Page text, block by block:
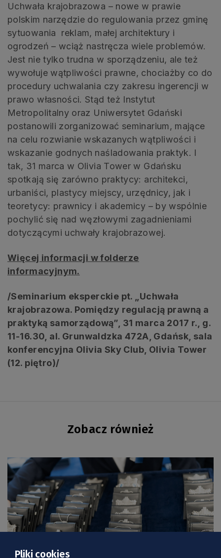
Uchwała krajobrazowa – nowe w prawie
polskim narzędzie do regulowania przez gminę
sytuowania reklam, małej architektury i
ogrodzeń – wciąż nastręcza wiele problemów.
Jest nie tylko trudna w sporządzeniu, ale też
wywołuje wątpliwości prawne, chociażby co do
procedury uchwalania czy zakresu ingerencji w
prawo własności. Stąd też Instytut
Metropolitalny oraz Uniwersytet Gdański
postanowili zorganizować seminarium, mające
na celu rozwianie wskazanych wątpliwości i
wskazanie godnych naśladowania praktyk. I
tak, 31 marca w Olivia Tower w Gdańsku
spotkają się zarówno praktycy: architekci,
urbaniści, plastycy miejscy, urzędnicy, jak i
teoretycy: prawnicy i akademicy – by wspólnie
pochylić się nad węzłowymi zagadnieniami
dotyczącymi uchwały krajobrazowej.
Więcej informacji w folderze
informacyjnym.
/Seminarium eksperckie pt. „Uchwała
krajobrazowa. Pomiędzy regulacją prawną a
praktyką samorządową”, 31 marca 2017 r., g.
11-16.30, al. Grunwaldzka 472A, Gdańsk, sala
konferencyjna Olivia Sky Club, Olivia Tower
(12. piętro)/
Zobacz również
Pliki cookies